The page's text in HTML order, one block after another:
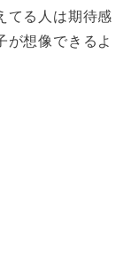
てる人は期待感
が想像できるよ